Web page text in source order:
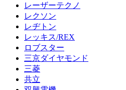
レーザーテクノ
レクソン
レヂトン
レッキス/REX
ロブスター
三京ダイヤモンド
三菱
共立